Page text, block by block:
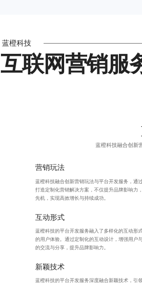
蓝橙科技
互联网营销服
蓝橙科技融合创新
营销玩法
蓝橙科技融合创新营销玩法与平台开发服务，通
打造定制化营销解决方案，不仅提升品牌影响力
先机，实现高效增长与持续成功。
互动形式
蓝橙科技的平台开发服务融入了多样化的互动形
的用户体验。通过定制化的互动设计，增强用户
的交流与分享，提升品牌影响力。
新颖技术
蓝橙科技的平台开发服务深度融合新颖技术，引